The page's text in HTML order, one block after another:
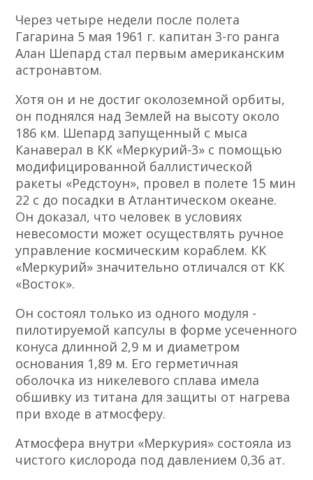
Через четыре недели после полета
Гагарина 5 мая 1961 г. капитан 3-го ранга
Алан Шепард стал первым американским
астронавтом.
Хотя он и не достиг околоземной орбиты,
он поднялся над Землей на высоту около
186 км. Шепард запущенный с мыса
Канаверал в КК «Меркурий-3» с помощью
модифицированной баллистической
ракеты «Редстоун», провел в полете 15 мин
22 с до посадки в Атлантическом океане.
Он доказал, что человек в условиях
невесомости может осуществлять ручное
управление космическим кораблем. КК
«Меркурий» значительно отличался от КК
«Восток».
Он состоял только из одного модуля -
пилотируемой капсулы в форме усеченного
конуса длинной 2,9 м и диаметром
основания 1,89 м. Его герметичная
оболочка из никелевого сплава имела
обшивку из титана для защиты от нагрева
при входе в атмосферу.
Атмосфера внутри «Меркурия» состояла из
чистого кислорода под давлением 0,36 ат.